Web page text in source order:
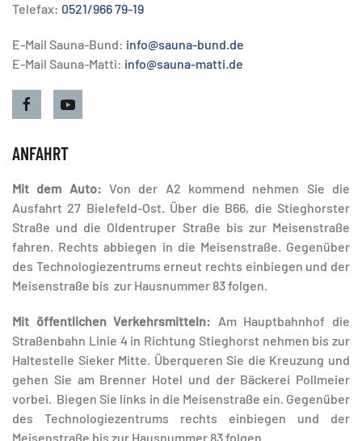
Telefax: 0521/966 79-19
E-Mail Sauna-Bund: info@sauna-bund.de
E-Mail Sauna-Matti: info@sauna-matti.de
ANFAHRT
Mit dem Auto: Von der A2 kommend nehmen Sie die
Ausfahrt 27 Bielefeld-Ost. Über die B66, die Stieghorster
Straße und die Oldentruper Straße bis zur Meisenstraße
fahren. Rechts abbiegen in die Meisenstraße. Gegenüber
des Technologiezentrums erneut rechts einbiegen und der
Meisenstraße bis zur Hausnummer 83 folgen.
Mit öffentlichen Verkehrsmitteln: Am Hauptbahnhof die
Straßenbahn Linie 4 in Richtung Stieghorst nehmen bis zur
Haltestelle Sieker Mitte. Überqueren Sie die Kreuzung und
gehen Sie am Brenner Hotel und der Bäckerei Pollmeier
vorbei. Biegen Sie links in die Meisenstraße ein. Gegenüber
des Technologiezentrums rechts einbiegen und der
Meisenstraße bis zur Hausnummer 83 folgen.